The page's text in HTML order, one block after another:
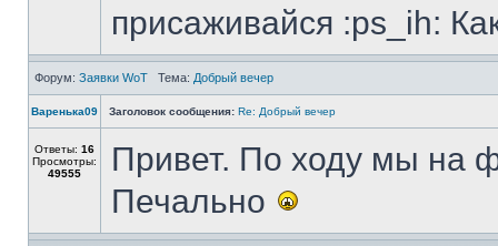
присаживайся :ps_ih:
Форум: Заявки WoT Тема: Добрый вечер
Варенька09 Заголовок сообщения: Re: Добрый вечер
Ответы: 16
Просмотры:
49555
Привет. По ходу мы на
Печально